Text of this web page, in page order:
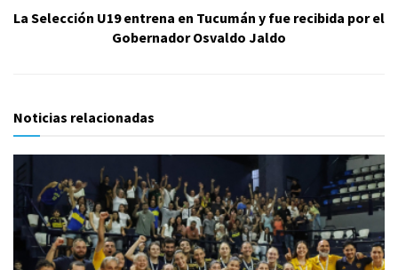
La Selección U19 entrena en Tucumán y fue recibida por el
Gobernador Osvaldo Jaldo
Noticias relacionadas